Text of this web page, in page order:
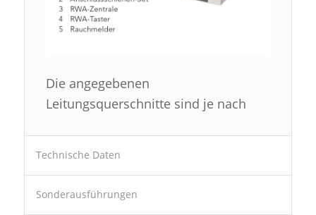
Die angegebenen
Leitungsquerschnitte sind je nach
Technische Daten
Sonderausführungen